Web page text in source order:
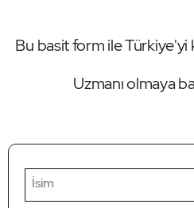
Bu basit form ile
Uzmanı olmaya
İsim